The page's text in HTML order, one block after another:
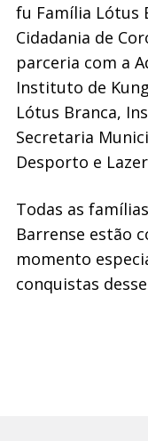
fu Família Lótus
Cidadania de
parceria com a
Instituto de
Lótus Branca,
Secretaria
Desporto e
Todas as
Barrense estão
momento
conquistas